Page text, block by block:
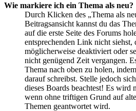
Wie markiere ich ein Thema als neu?
Durch Klicken des „Thema als
Beitragsansicht kannst du das
auf die erste Seite des Forums
entsprechenden Link nicht siehst,
möglicherweise deaktiviert oder
nicht genügend Zeit vergangen.
Thema nach oben zu holen,
darauf schreibst. Stelle jedoch
dieses Boards beachtest! Es wird
wenn ohne triftigen Grund auf
Themen geantwortet wird.